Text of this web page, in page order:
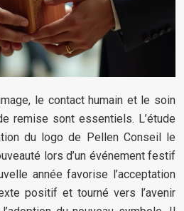
le contact humain et le soin
remise sont essentiels. L’étude
du logo de Pellen Conseil le
lors d’un événement festif
année favorise l’acceptation
positif et tourné vers l’avenir